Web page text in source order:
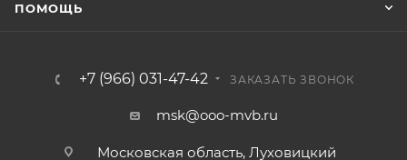
ПОМОЩЬ
+7 (966) 031-47-42 ЗАКАЗАТЬ ЗВОНОК
msk@ooo-mvb.ru
Московская область, Луховицкий